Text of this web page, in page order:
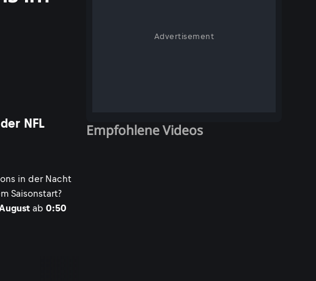
NFL
in der Nacht
Saisonstart?
ab 0:50
Advertisement
Empfohlene Videos